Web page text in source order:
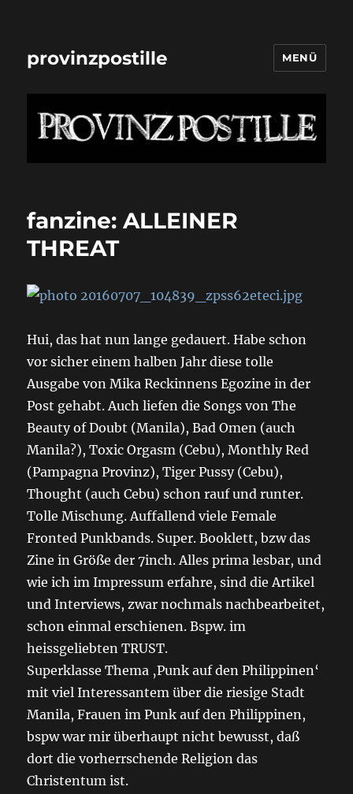
provinzpostille MENÜ
fanzine: ALLEINER
THREAT
Hui, das hat nun lange gedauert. Habe schon
vor sicher einem halben Jahr diese tolle
Ausgabe von Mika Reckinnens Egozine in der
Post gehabt. Auch liefen die Songs von The
Beauty of Doubt (Manila), Bad Omen (auch
Manila?), Toxic Orgasm (Cebu), Monthly Red
(Pampagna Provinz), Tiger Pussy (Cebu),
Thought (auch Cebu) schon rauf und runter.
Tolle Mischung. Auffallend viele Female
Fronted Punkbands. Super. Booklett, bzw das
Zine in Größe der 7inch. Alles prima lesbar, und
wie ich im Impressum erfahre, sind die Artikel
und Interviews, zwar nochmals nachbearbeitet,
schon einmal erschienen. Bspw. im
heissgeliebten TRUST.
Superklasse Thema ‚Punk auf den Philippinen‘
mit viel Interessantem über die riesige Stadt
Manila, Frauen im Punk auf den Philippinen,
bspw war mir überhaupt nicht bewusst, daß
dort die vorherrschende Religion das
Christentum ist.